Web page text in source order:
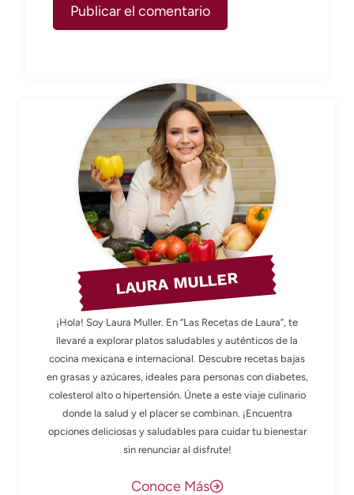
LAURA MULLER
¡Hola! Soy Laura Muller. En “Las Recetas de Laura”, te
llevaré a explorar platos saludables y auténticos de la
cocina mexicana e internacional. Descubre recetas bajas
en grasas y azúcares, ideales para personas con diabetes,
colesterol alto o hipertensión. Únete a este viaje culinario
donde la salud y el placer se combinan. ¡Encuentra
opciones deliciosas y saludables para cuidar tu bienestar
sin renunciar al disfrute!
Conoce Más